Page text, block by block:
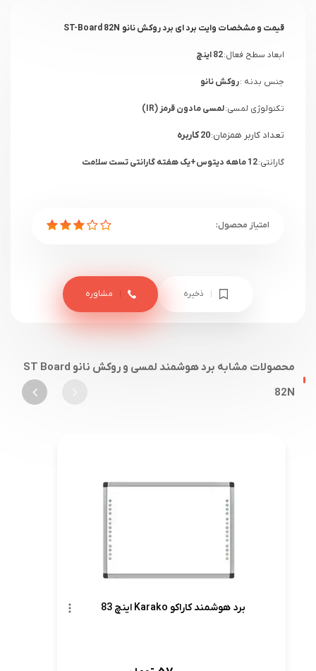
قیمت و مشخصات وایت برد ای برد روکش نانو ST-Board 82N
ابعاد سطح فعال:82 اینچ
جنس بدنه :روکش نانو
تکنولوژی لمسی:لمسی مادون قرمز (IR)
تعداد کاربر همزمان:
گارانتی:
ذخیره مشاوره
محصولات مشابه برد هوشمند لمسی و روکش نانو ST Board
82N
برد هوشمند کاراکو Karako اینچ 83